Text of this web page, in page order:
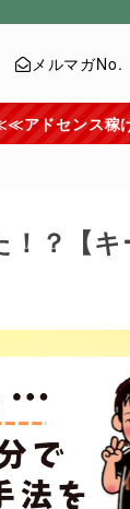
メルマガNo.
自分で記事
？【キ